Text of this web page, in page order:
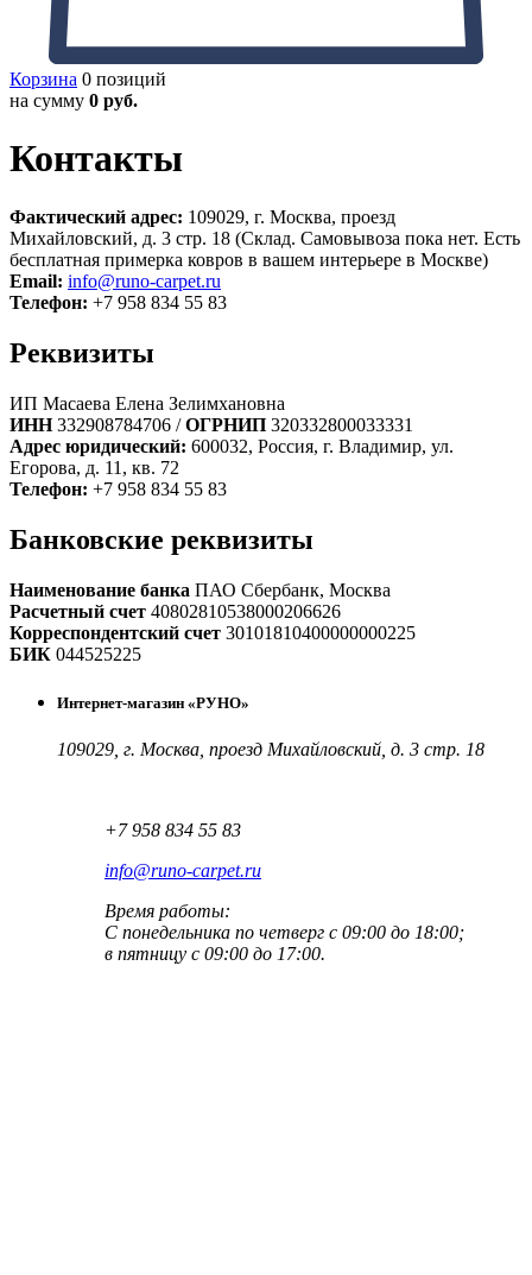
Корзина 0 позиций
на сумму 0 руб.
Контакты
Фактический адрес: 109029, г. Москва, проезд
Михайловский, д. 3 стр. 18 (Склад. Самовывоза пока нет. Есть
бесплатная примерка ковров в вашем интерьере в Москве)
Email: info@runo-carpet.ru
Телефон: +7 958 834 55 83
Реквизиты
ИП Масаева Елена Зелимхановна
ИНН332908784706 /ОГРНИП 320332800033331
Адрес юридический: 600032, Россия, г. Владимир, ул.
Егорова, д. 11, кв. 72
Телефон: +7 958 834 55 83
Банковские реквизиты
Наименование банка ПАО Сбербанк, Москва
Расчетный счет 40802810538000206626
Корреспондентский счет 30101810400000000225
БИК 044525225
Интернет-магазин «РУНО»
109029, г. Москва, проезд Михайловский, д. 3 стр. 18
+7 958 834 55 83
info@runo-carpet.ru
Время работы:
С понедельника по четверг с 09:00 до 18:00;
в пятницу с 09:00 до 17:00.